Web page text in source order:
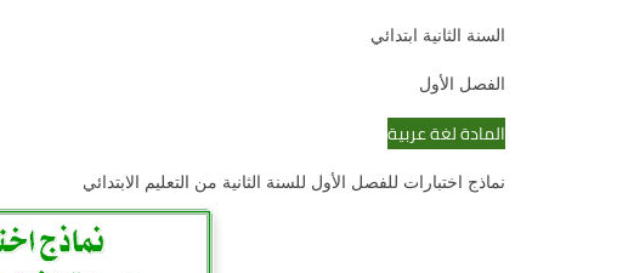
السنة الثانية ابتدائي
الفصل الأول
المادة لغة عربية
نماذج اختبارات للفصل الأول للسنة الثانية من التعليم الابتدائي